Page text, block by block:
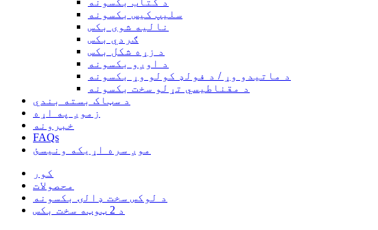
سلیپ کیس بکسونه
نالیه شوی بکس
ګردي بکس
د زړه شکل بکس
د اوږو بکسونه
د ماتیدو وړ / د فولډ کولو وړ بکسونه
د مقناطیسي تړلو سخت بکسونه
د سټاک بسته بندي
زموږ په اړه
خبرونه
FAQs
موږ سره اړیکه ونیسئ
کور
محصولات
د لوکس سخت ډالۍ بکسونه
د 2 ټوټه سخت بکس